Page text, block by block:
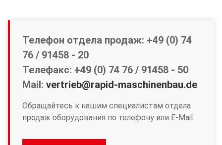
Телефон отдела продаж: +49 (0) 74
76 / 91458 - 20
Телефакс: +49 (0) 74 76 / 91458 - 50
Mail: vertrieb@rapid-maschinenbau.de
Обращайтесь к нашим специалистам отдела
продаж оборудования по телефону или E-Mail.